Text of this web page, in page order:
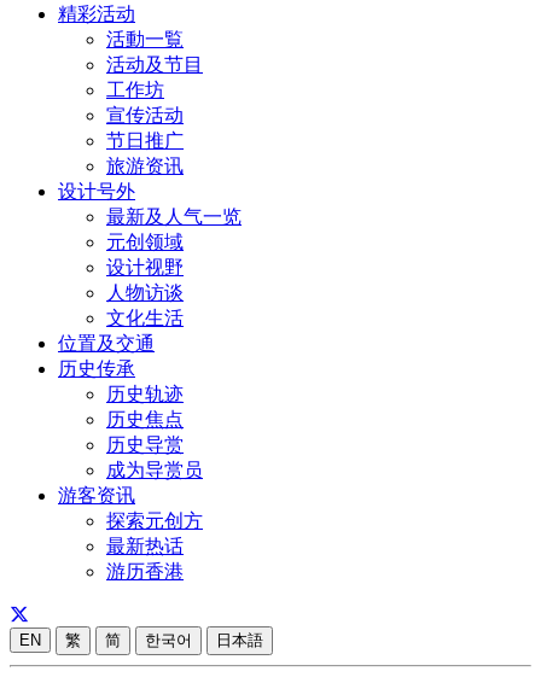
精彩活动
活動一覧
活动及节目
工作坊
宣传活动
节日推广
旅游资讯
设计号外
最新及人气一览
元创领域
设计视野
人物访谈
文化生活
位置及交通
历史传承
历史轨迹
历史焦点
历史导赏
成为导赏员
游客资讯
探索元创方
最新热话
游历香港
EN 繁 简 한국어 日本語